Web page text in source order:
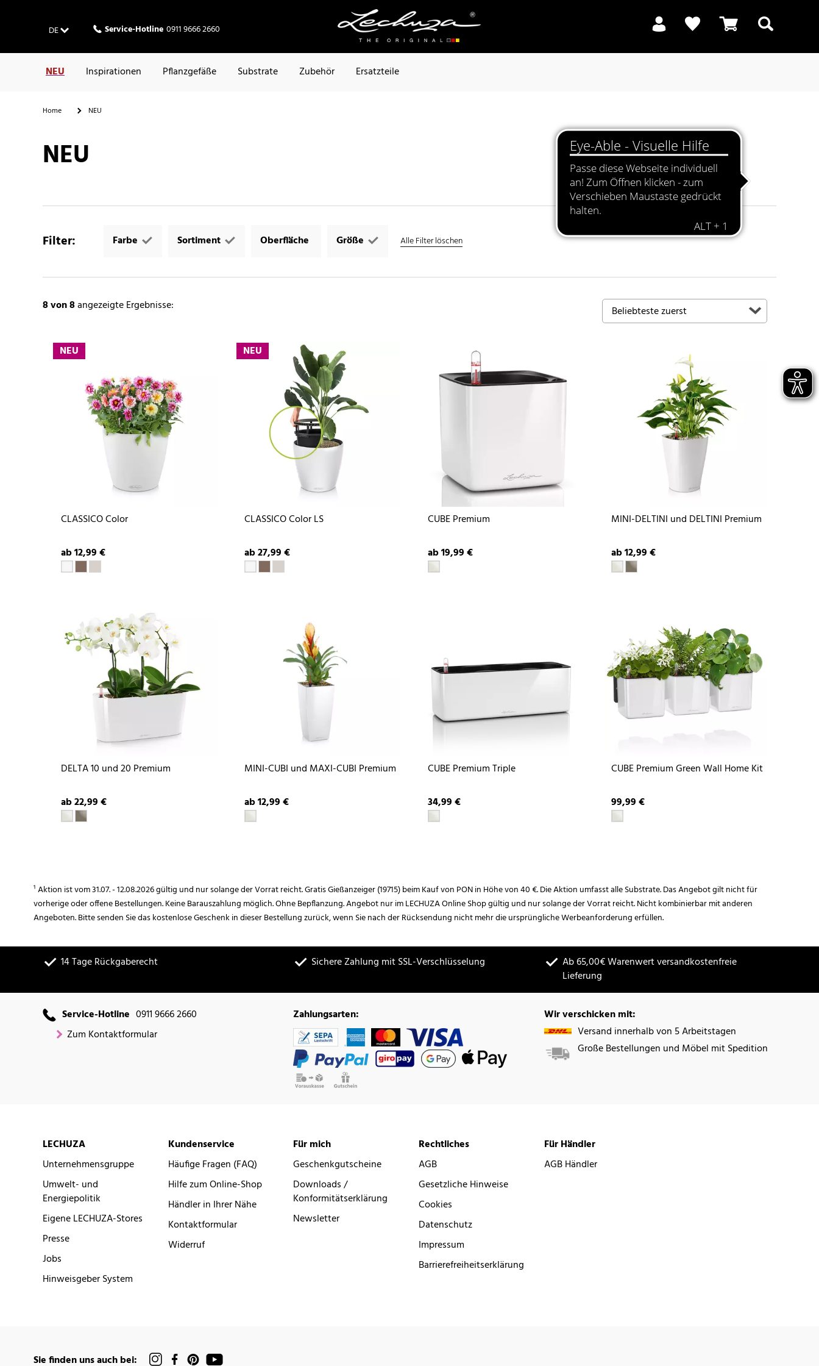
DE Service-Hotline 0911 9666 2660
NEU Inspirationen Pflanzgefäße Substrate Zubehör Ersatzteile
Suchen
Home NEU
NEU
Filter: Farbe Sortiment Oberfläche Größe Alle Filter löschen
8von 8angezeigte Ergebnisse:
NEU
CLASSICO Color
ab 12,99 €
NEU
CLASSICO Color LS
ab 27,99 €
CUBE Premium
ab 19,99 €
MINI-DELTINI und DELTINI Premium
ab 12,99 €
DELTA 10 und 20 Premium
ab 22,99 €
MINI-CUBI und MAXI-CUBI Premium
ab 12,99 €
CUBE Premium Triple
34,99 €
CUBE Premium Green Wall Home Kit
99,99 €
¹ Aktion ist vom 31.07. - 12.08.2026 gültig und nur solange der Vorrat reicht. Gratis Gießanzeiger (19715) beim Kauf von PON in Höhe von 40 €. Die Aktion umfasst alle Substrate. Das Angebot gilt nicht für
vorherige oder offene Bestellungen. Keine Barauszahlung möglich. Ohne Bepflanzung. Angebot nur im LECHUZA Online Shop gültig und nur solange der Vorrat reicht. Nicht kombinierbar mit anderen
Angeboten. Bitte senden Sie das kostenlose Geschenk in dieser Bestellung zurück, wenn Sie nach der Rücksendung nicht mehr die ursprüngliche Werbeanforderung erfüllen.
14 Tage Rückgaberecht Sichere Zahlung mit SSL-Verschlüsselung
Ab 65,00€ Warenwert versandkostenfreie
Lieferung
Service-Hotline 0911 9666 2660
Zum Kontaktformular
Zahlungsarten:
Wir verschicken mit:
Versand innerhalb von 5 Arbeitstagen
Große Bestellungen und Möbel mit Spedition
LECHUZA
Unternehmensgruppe
Umwelt- und
Energiepolitik
Eigene LECHUZA-Stores
Presse
Jobs
Hinweisgeber System
Kundenservice
Häufige Fragen (FAQ)
Hilfe zum Online-Shop
Händler in Ihrer Nähe
Kontaktformular
Widerruf
Für mich
Geschenkgutscheine
Downloads /
Konformitätserklärung
Newsletter
Rechtliches
AGB
Gesetzliche Hinweise
Cookies
Datenschutz
Impressum
Barrierefreiheitserklärung
Für Händler
AGB Händler
Sie finden uns auch bei: